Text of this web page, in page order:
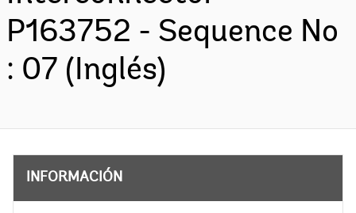
P163752 - Sequence No
: 07 (Inglés)
INFORMACIÓN